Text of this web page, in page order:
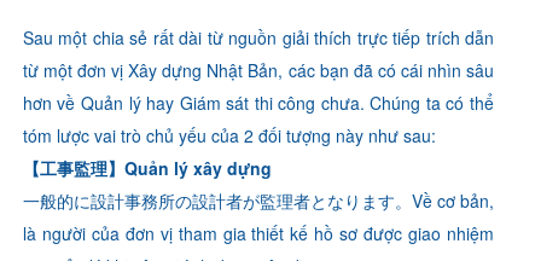
Sau một chia sẻ rất dài từ nguồn giải thích trực tiếp trích dẫn
từ một đơn vị Xây dựng Nhật Bản, các bạn đã có cái nhìn sâu
hơn về Quản lý hay Giám sát thi công chưa.Chúng ta có thể
tóm lược vai trò chủ yếu của 2 đối tượng này như sau:
【工事監理】Quản lý xây dựng
一般的に設計事務所の設計者が監理者となります。Về cơ bản,
là người của đơn vị tham gia thiết kế hồ sơ được giao nhiệm